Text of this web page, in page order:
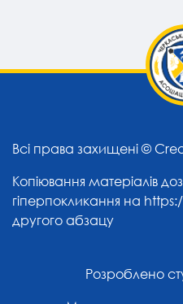
Всі права захищені ©
Копіювання матеріалів
гіперпокликання на
другого абзацу
Розроблено